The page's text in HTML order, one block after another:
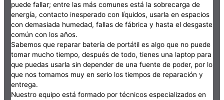
puede fallar; entre las más comunes está la sobrecarga de
energía, contacto inesperado con líquidos, usarla en espacios
con demasiada humedad, fallas de fábrica y hasta el desgaste
común con los años.
Sabemos que reparar batería de portátil es algo que no puede
tomar mucho tiempo, después de todo, tienes una laptop para
que puedas usarla sin depender de una fuente de poder, por lo
que nos tomamos muy en serio los tiempos de reparación y
entrega.
Nuestro equipo está formado por técnicos especializados en